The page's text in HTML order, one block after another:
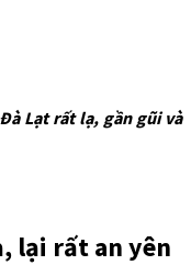
Lạt rất lạ, gần gũi và
lại rất an yên